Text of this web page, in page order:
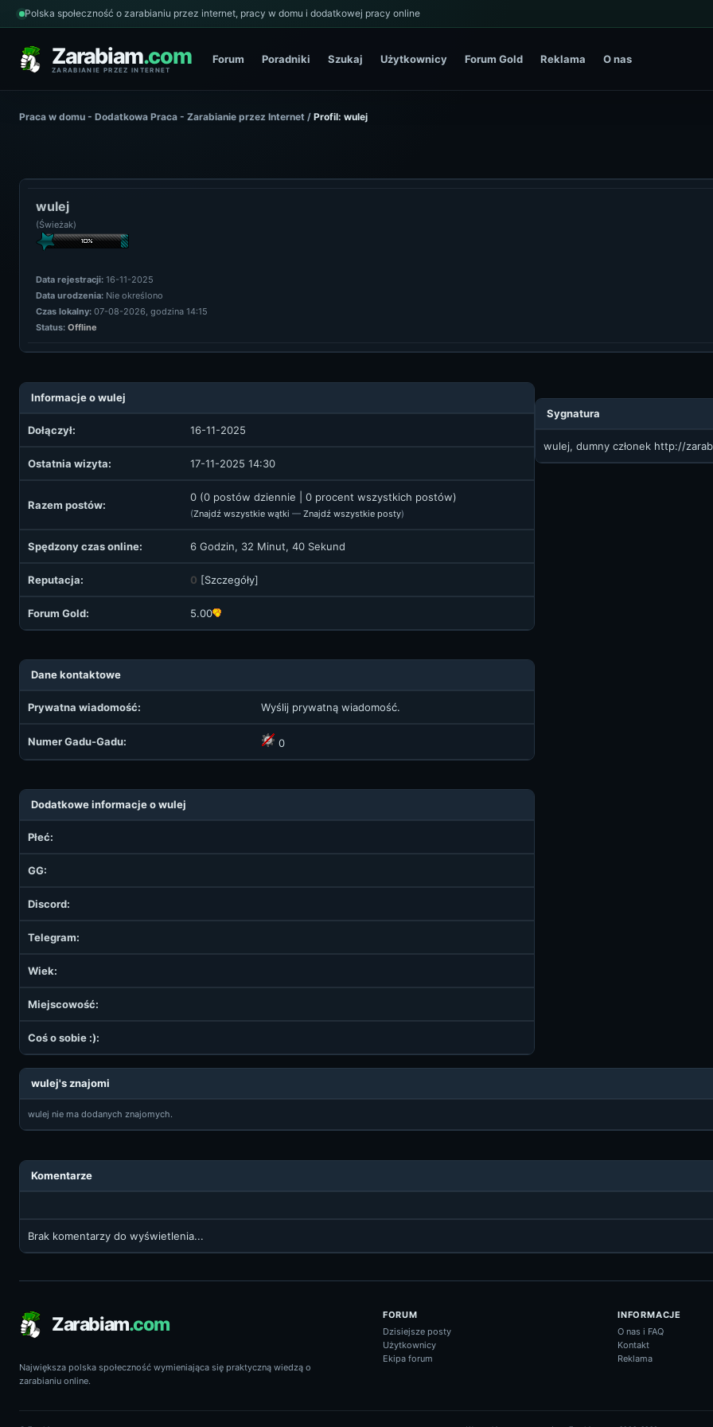
Polska społeczność o zarabianiu przez internet, pracy w domu i dodatkowej pracy online
Zarabiam.com
ZARABIANIE PRZEZ INTERNET
Forum Poradniki Szukaj Użytkownicy Forum Gold Reklama O nas
Praca w domu - Dodatkowa Praca - Zarabianie przez Internet / Profil: wulej
wulej
(Świeżak)
Data rejestracji: 16-11-2025
Data urodzenia: Nie określono
Czas lokalny: 07-08-2026, godzina 14:15
Status: Offline
Informacje o wulej
Dołączył: 16-11-2025
Ostatnia wizyta: 17-11-2025 14:30
Razem postów:
0 (0 postów dziennie | 0 procent wszystkich postów)
(Znajdź wszystkie wątki — Znajdź wszystkie posty)
Spędzony czas online: 6 Godzin, 32 Minut, 40 Sekund
Reputacja: 0 [Szczegóły]
Forum Gold: 5.00
Dane kontaktowe
Prywatna wiadomość: Wyślij prywatną wiadomość.
Numer Gadu-Gadu: 0
Dodatkowe informacje o wulej
Płeć:
GG:
Discord:
Telegram:
Wiek:
Miejscowość:
Coś o sobie :):
Sygnatura
wulej, dumny członek http://
wulej's znajomi
wulej nie ma dodanych znajomych.
Komentarze
Brak komentarzy do wyświetlenia...
Zarabiam.com
Największa polska społeczność wymieniająca się praktyczną wiedzą o
zarabianiu online.
FORUM
Dzisiejsze posty
Użytkownicy
Ekipa forum
INFORMACJE
O nas i FAQ
Kontakt
Reklama